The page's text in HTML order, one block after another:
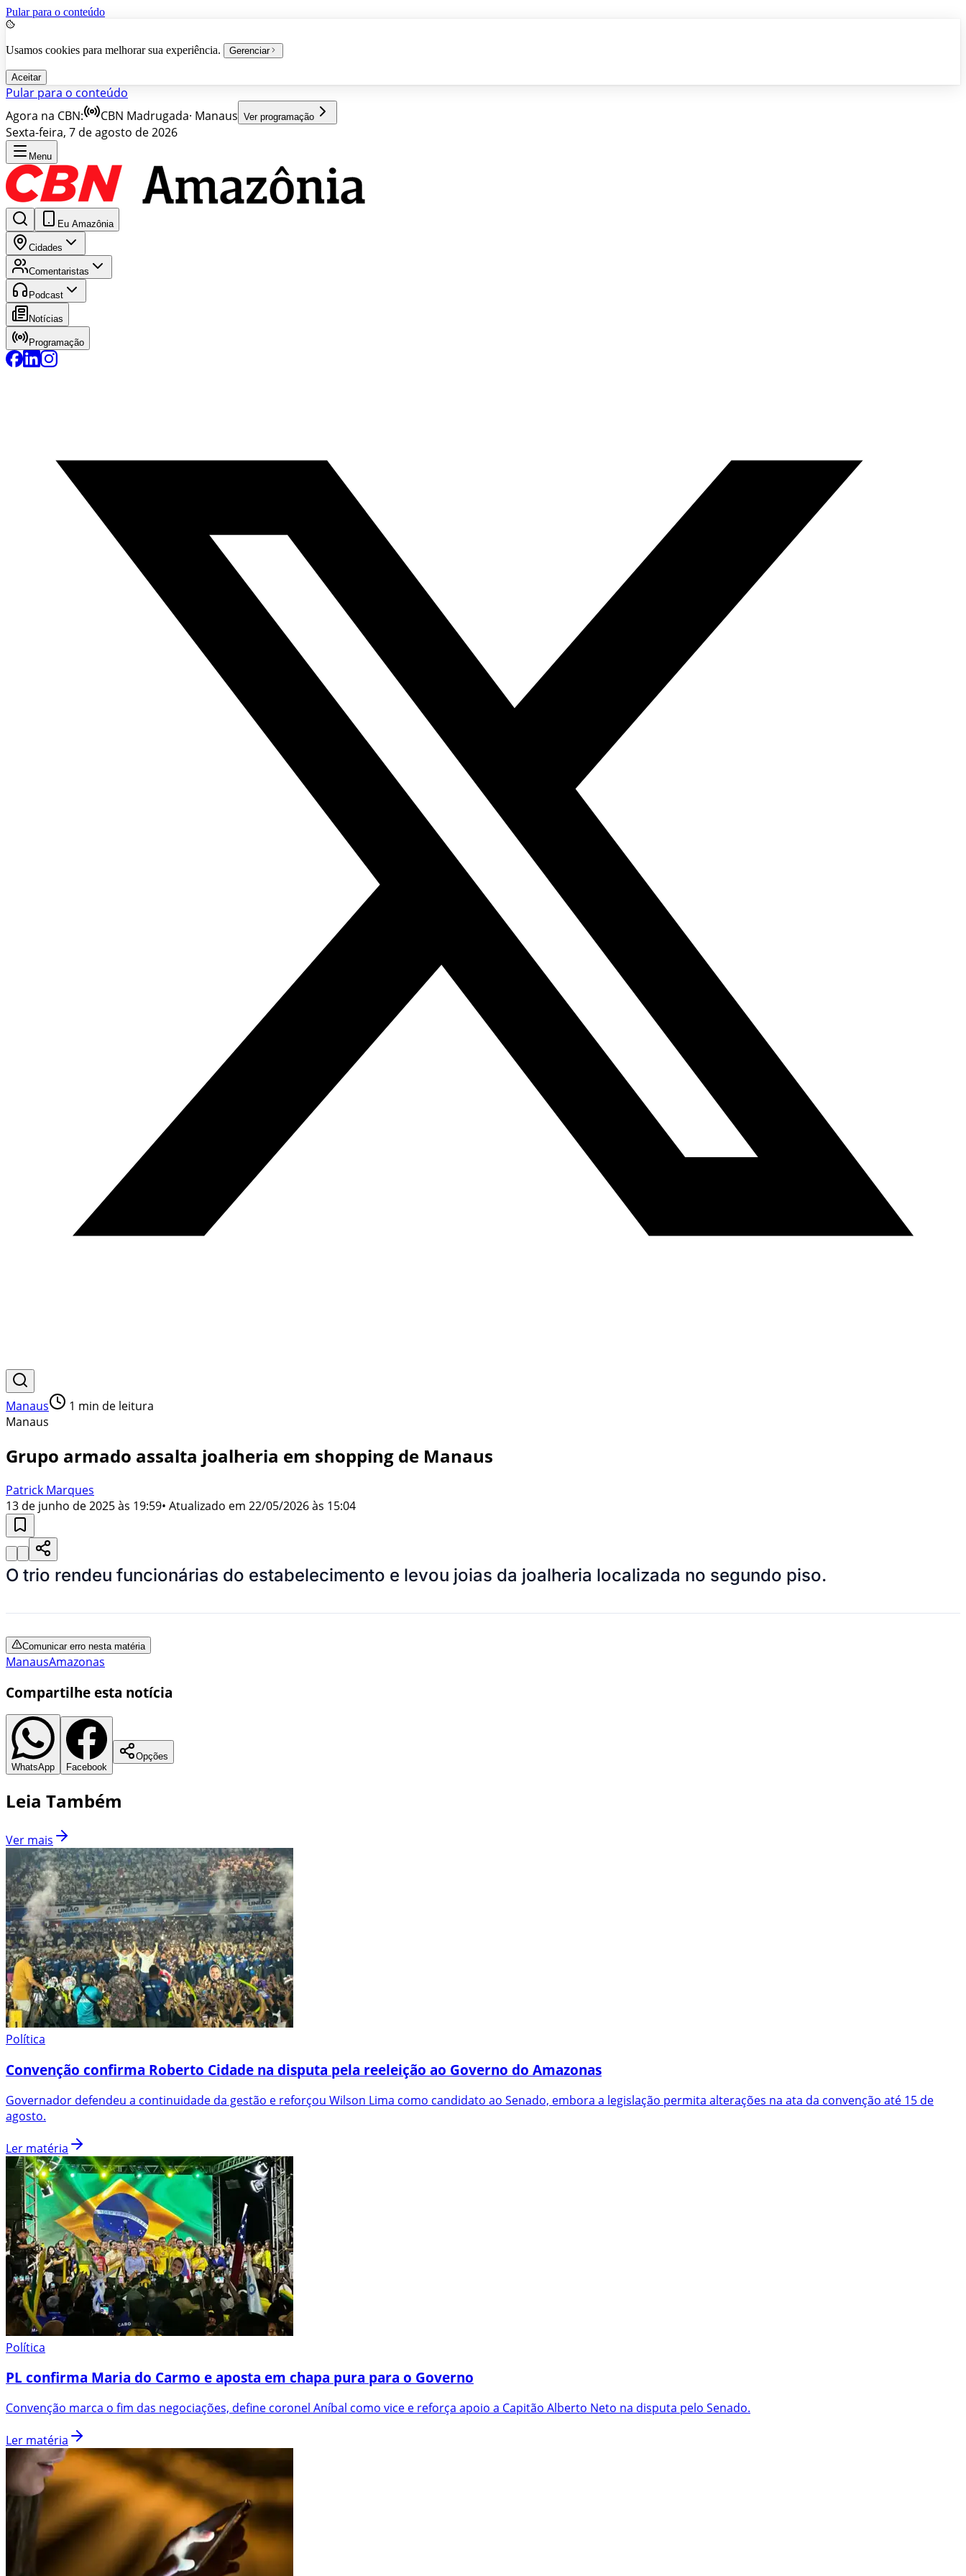
Pular para o conteúdo
Usamos cookies para melhorar sua experiência. Gerenciar
Aceitar
Pular para o conteúdo
Agora na CBN:
CBN Madrugada· Manaus Ver programação
Sexta-feira, 7 de agosto de 2026
Menu
Eu Amazônia
Cidades
Comentaristas
Podcast
Notícias
Programação
Manaus 1 min de leitura
Manaus
Grupo armado assalta joalheria em shopping de Manaus
Patrick Marques
13 de junho de 2025 às 19:59• Atualizado em 22/05/2026 às 15:04
O trio rendeu funcionárias do estabelecimento e levou joias da joalheria localizada no segundo piso.
Comunicar erro nesta matéria
ManausAmazonas
Compartilhe esta notícia
WhatsApp Facebook
Opções
Leia Também
Ver mais
Política
Convenção confirma Roberto Cidade na disputa pela reeleição ao Governo do Amazonas
Governador defendeu a continuidade da gestão e reforçou Wilson Lima como candidato ao Senado, embora a legislação permita alterações na ata da convenção até 15 de
agosto.
Ler matéria
Política
PL confirma Maria do Carmo e aposta em chapa pura para o Governo
Convenção marca o fim das negociações, define coronel Aníbal como vice e reforça apoio a Capitão Alberto Neto na disputa pelo Senado.
Ler matéria